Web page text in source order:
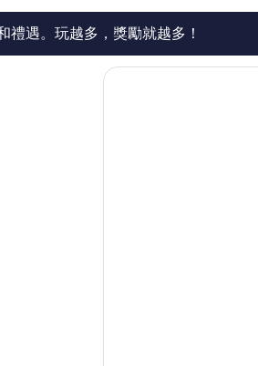
禮遇。玩越多，獎勵就越多！